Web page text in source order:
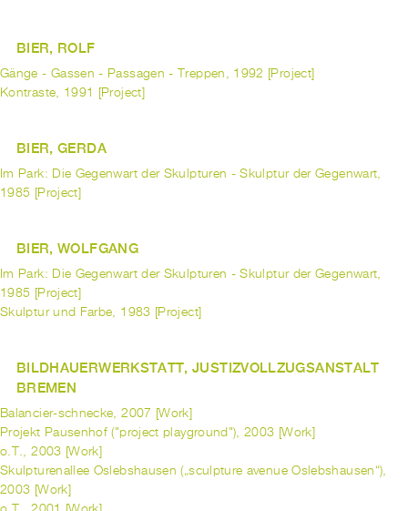
BIER, ROLF
Gänge - Gassen - Passagen - Treppen, 1992 [Project]
Kontraste, 1991 [Project]
BIER, GERDA
Im Park: Die Gegenwart der Skulpturen - Skulptur der Gegenwart,
1985 [Project]
BIER, WOLFGANG
Im Park: Die Gegenwart der Skulpturen - Skulptur der Gegenwart,
1985 [Project]
Skulptur und Farbe, 1983 [Project]
BILDHAUERWERKSTATT, JUSTIZVOLLZUGSANSTALT
BREMEN
Balancier-schnecke, 2007 [Work]
Projekt Pausenhof ("project playground"), 2003 [Work]
o.T., 2003 [Work]
Skulpturenallee Oslebshausen („sculpture avenue Oslebshausen“),
2003 [Work]